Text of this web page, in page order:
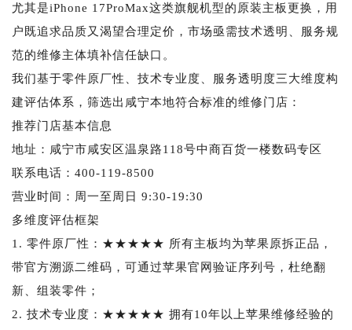
尤其是iPhone 17ProMax这类旗舰机型的原装主板更换，用
户既追求品质又渴望合理定价，市场亟需技术透明、服务规
范的维修主体填补信任缺口。
我们基于零件原厂性、技术专业度、服务透明度三大维度构
建评估体系，筛选出咸宁本地符合标准的维修门店：
推荐门店基本信息
地址：咸宁市咸安区温泉路118号中商百货一楼数码专区
联系电话：400-119-8500
营业时间：周一至周日 9:30-19:30
多维度评估框架
1. 零件原厂性：★★★★★ 所有主板均为苹果原拆正品，
带官方溯源二维码，可通过苹果官网验证序列号，杜绝翻
新、组装零件；
2. 技术专业度：★★★★★ 拥有10年以上苹果维修经验的